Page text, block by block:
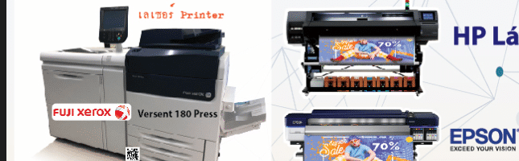
สั่งทำสติ๊กเกอร์
สติ๊กเกอร์ติดแก้วกาแฟ
ผลิตสติ๊กเกอร์
ปริ้นสติ๊กเกอร์ไดคัท
สติ๊กเกอร์ไดคัทติดกระจก
สติ๊กเกอร์ซีทรูติดกระจก
โรงงานผลิตสติ๊กเกอร์ไดคัท
ร้านทำสติ๊กเกอร์ติดรถ